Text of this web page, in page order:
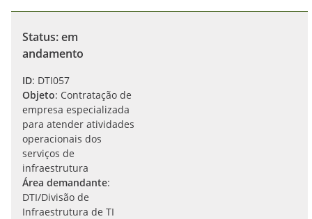
Status: em
andamento
ID: DTI057
Objeto: Contratação de
empresa especializada
para atender atividades
operacionais dos
serviços de
infraestrutura
Área demandante:
DTI/Divisão de
Infraestrutura de TI